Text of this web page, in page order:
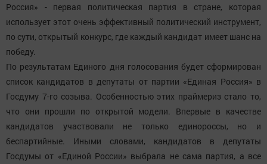
Россия» - первая политическая партия в стране, которая
использует этот очень эффективный политический инструмент,
по сути, открытый конкурс, где каждый кандидат имеет шанс на
победу.
По результатам Единого дня голосования будет сформирован
список кандидатов в депутаты от партии «Единая Россия» в
Госдуму 7-го созыва. Особенностью этих праймериз стало то,
что они прошли по открытой модели. Впервые в качестве
кандидатов участвовали не только единороссы, но и
беспартийные. Иными словами, кандидатов в депутаты
Госдумы от «Единой России» выбрала не сама партия, а все